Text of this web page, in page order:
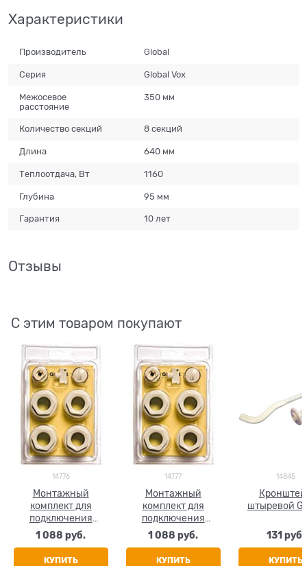
Характеристики
Производитель Global
Серия Global Vox
Межосевое
расстояние
350 мм
Количество секций 8 секций
Длина 640 мм
Теплоотдача, Вт 1160
Глубина 95 мм
Гарантия 10 лет
Отзывы
С этим товаром покупают
14776
Монтажный
комплект для
подключения
радиатора Global,
размер 1/2"
1 088 руб.
КУПИТЬ
14777
Монтажный
комплект для
подключения
радиатора Global,
размер 3/4"
1 088 руб.
КУПИТЬ
14845
штыревой
131 руб.
КУПИТЬ